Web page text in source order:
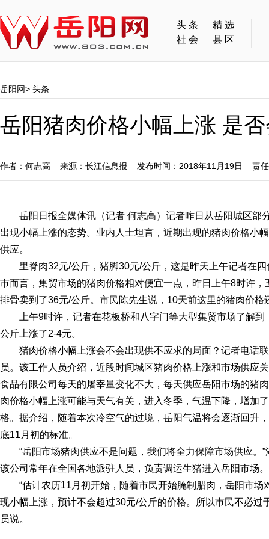
头条
精选
社会
县区
岳阳网> 头条
岳阳猪肉价格小幅上涨 是
作者：何志高 来源：长江信息报 发布时间：2018年11月19日 责任
岳阳日报全媒体讯（记者 何志高）记者昨日从岳阳城区部
出现小幅上涨的态势。业内人士坦言，近期出现的猪肉价格小
供应。
里脊肉32元/公斤，猪脚30元/公斤，这是昨天上午记者在四
市而言，集贸市场的猪肉价格相对便宜一点，昨日上午8时许
排骨卖到了36元/公斤。市民陈先生说，10天前这里的猪肉价格
上午9时许，记者在花板桥和八字门等大型集贸市场了解到
公斤上涨了2-4元。
猪肉价格小幅上涨会不会出现供不应求的局面？记者电话
员。该工作人员介绍，近段时间城区猪肉价格上涨和市场供应
食品有限公司每天的屠宰量变化不大，每天供应岳阳市场的猪
肉价格小幅上涨可能与天气有关，进入冬季，气温下降，增加
格。据介绍，随着本次冷空气的过境，岳阳气温将会逐渐回升
底11月初的标准。
“岳阳市场猪肉供应不是问题，我们将全力保障市场供应。”
该公司常年在全国各地派驻人员，负责调运生猪进入岳阳市场
“估计农历11月初开始，随着市民开始腌制腊肉，岳阳市场
现小幅上涨，预计不会超过30元/公斤的价格。所以市民不必过
员说。